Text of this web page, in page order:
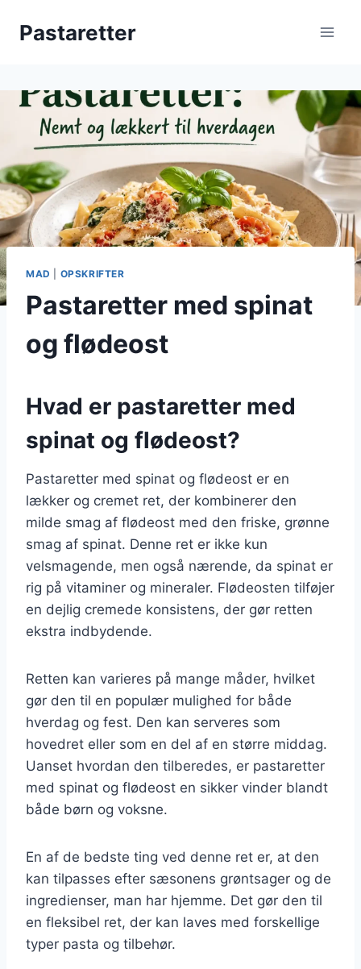
Pastaretter
MAD OPSKRIFTER
Pastaretter med spinat
og flødeost
Hvad er pastaretter med
spinat og flødeost?
Pastaretter med spinat og flødeost er en
lækker og cremet ret, der kombinerer den
milde smag af flødeost med den friske, grønne
smag af spinat. Denne ret er ikke kun
velsmagende, men også nærende, da spinat er
rig på vitaminer og mineraler. Flødeosten tilføjer
en dejlig cremede konsistens, der gør retten
ekstra indbydende.
Retten kan varieres på mange måder, hvilket
gør den til en populær mulighed for både
hverdag og fest. Den kan serveres som
hovedret eller som en del af en større middag.
Uanset hvordan den tilberedes, er pastaretter
med spinat og flødeost en sikker vinder blandt
både børn og voksne.
En af de bedste ting ved denne ret er, at den
kan tilpasses efter sæsonens grøntsager og de
ingredienser, man har hjemme. Det gør den til
en fleksibel ret, der kan laves med forskellige
typer pasta og tilbehør.